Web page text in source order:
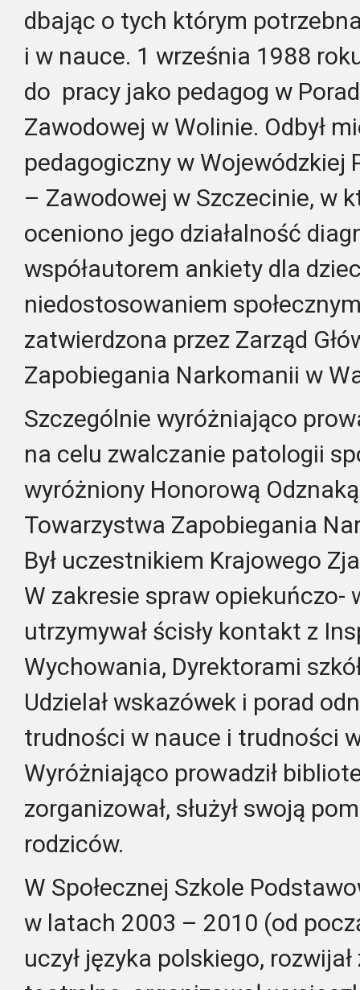
dbając o tych którym
i w nauce. 1 września 1988
do pracy jako pedagog w
Zawodowej w Wolinie. Odbył
pedagogiczny w Wojewódzkiej
– Zawodowej w Szczecinie, w
oceniono jego działalność
współautorem ankiety dla
niedostosowaniem
zatwierdzona przez Zarząd
Zapobiegania Narkomanii w
Szczególnie wyróżniająco
na celu zwalczanie patologii
wyróżniony Honorową
Towarzystwa Zapobiegania
Był uczestnikiem Krajowego
W zakresie spraw opiekuńczo-
utrzymywał ścisły kontakt z
Wychowania, Dyrektorami
Udzielał wskazówek i porad
trudności w nauce i trudności
Wyróżniająco prowadził
zorganizował, służył swoją
rodziców.
W Społecznej Szkole
w latach 2003 – 2010 (od
uczył języka polskiego,